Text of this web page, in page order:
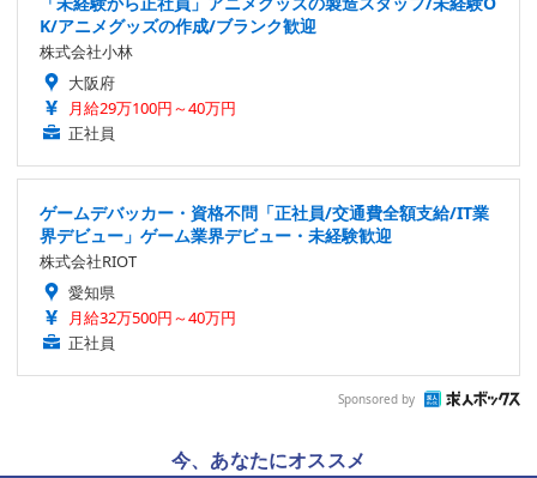
K/アニメグッズの作成/ブランク歓迎
株式会社小林
大阪府
月給29万100円～40万円
正社員
ゲームデバッカー・資格不問「正社員/交通費全額支給/IT業
界デビュー」ゲーム業界デビュー・未経験歓迎
株式会社RIOT
愛知県
月給32万500円～40万円
正社員
Sponsored by
今、あなたにオススメ